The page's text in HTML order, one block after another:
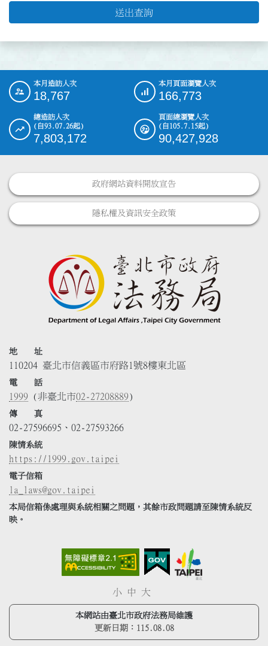
送出查詢
::: 本月造訪人次
18,767
本月頁面瀏覽人次
166,773
總造訪人次
(自93.07.26起)
7,803,172
頁面總瀏覽人次
(自105.7.15起)
90,427,928
政府網站資料開放宣告
隱私權及資訊安全政策
地 址
110204 臺北市信義區市府路1號8樓東北區
電 話
1999 (非臺北市02-27208889)
傳 真
02-27596695、02-27593266
陳情系統
https://1999.gov.taipei
電子信箱
la_laws@gov.taipei
本局信箱係處理與系統相關之問題，其餘市政問題請至陳情系統反
映。
小 中 大
本網站由臺北市政府法務局維護
更新日期： 115.08.08